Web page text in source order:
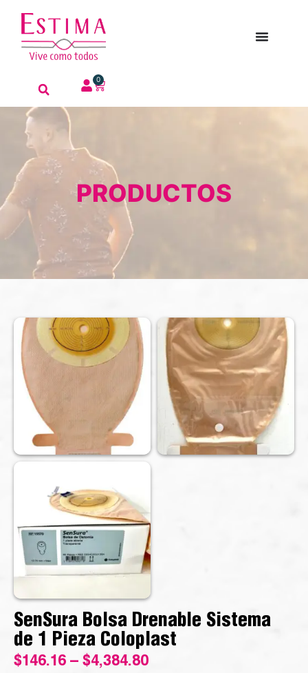
0
PRODUCTOS
SenSura Bolsa Drenable Sistema
de 1 Pieza Coloplast
$146.16 – $4,384.80